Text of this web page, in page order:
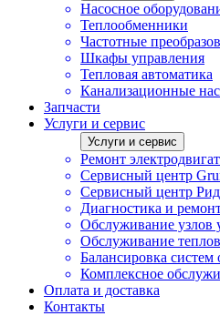
Насосное
Теплообменники
Частотные
Шкафы управления
Тепловая автоматика
Канализационные
Запчасти
Услуги и сервис
Услуги и сервис
Ремонт
Сервисный центр
Сервисный центр
Диагностика и
Обслуживание узлов
Обслуживание
Балансировка
Комплексное
Оплата и доставка
Контакты